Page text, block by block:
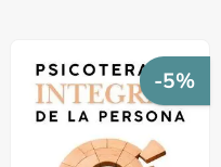
-5%